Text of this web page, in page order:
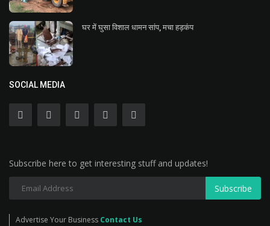
घर में घुसा विशाल धामन सांप, मचा हड़कंप
SOCIAL MEDIA
Subscribe here to get interesting stuff and updates!
Subscribe
Advertise Your Business Contact Us